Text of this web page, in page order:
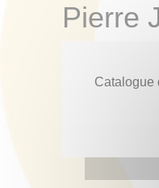
Pierre
Catalogue